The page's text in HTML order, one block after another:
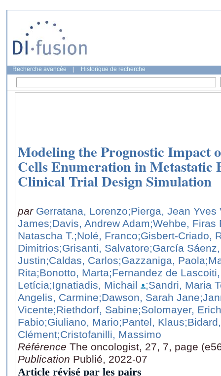
Recherche avancée Historique de recherche
Modeling the Prognostic Impact
Cells Enumeration in Metastatic
Clinical Trial Design Simulation
par Gerratana, Lorenzo;Pierga, Jean Yves
James;Davis, Andrew Adam;Wehbe, Firas
Natascha T.;Nolé, Franco;Gisbert-Criado,
Dimitrios;Grisanti, Salvatore;García
Justin;Caldas, Carlos;Gazzaniga, Paola
Rita;Bonotto, Marta;Fernandez de
Letícia;Ignatiadis, Michail
;Sandri, Maria
Angelis, Carmine;Dawson, Sarah Jane
Vicente;Riethdorf, Sabine;Solomayer,
Fabio;Giuliano, Mario;Pantel, Klaus
Clément;Cristofanilli, Massimo
Référence The oncologist, 27, 7, page
Publication Publié, 2022-07
Article révisé par les pairs